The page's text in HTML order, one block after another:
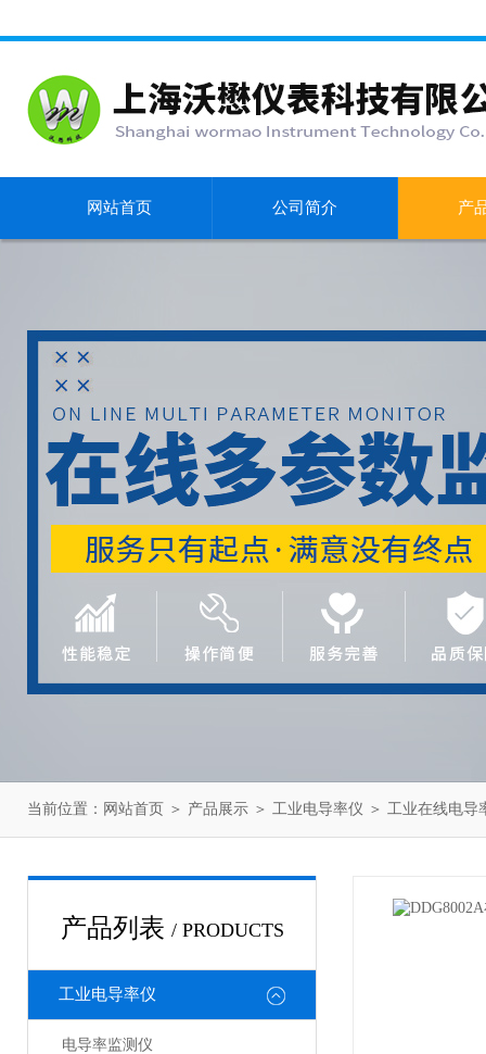
网站首页 公司简介 产
当前位置： 网站首页 ＞ 产品展示 ＞ 工业电导率仪 ＞ 工业在线电导
产品列表 / PRODUCTS
工业电导率仪
电导率监测仪